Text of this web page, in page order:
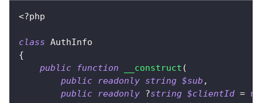
<?php
class AuthInfo
{
public
function __construct (
public
readonly string $sub ,
public
readonly ?string $clientId =